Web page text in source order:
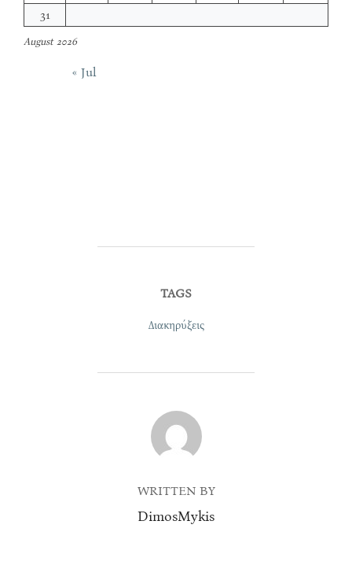
August 2026
31
« Jul
TAGS
Διακηρύξεις
POST AUTHOR
WRITTEN BY
DimosMykis